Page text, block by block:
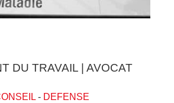
DU TRAVAIL | AVOCAT
- DEFENSE